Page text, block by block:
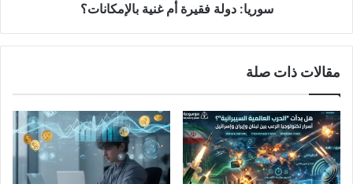
سوريا: دولة فقيرة أم غنية بالإمكانات؟
مقالات ذات صلة